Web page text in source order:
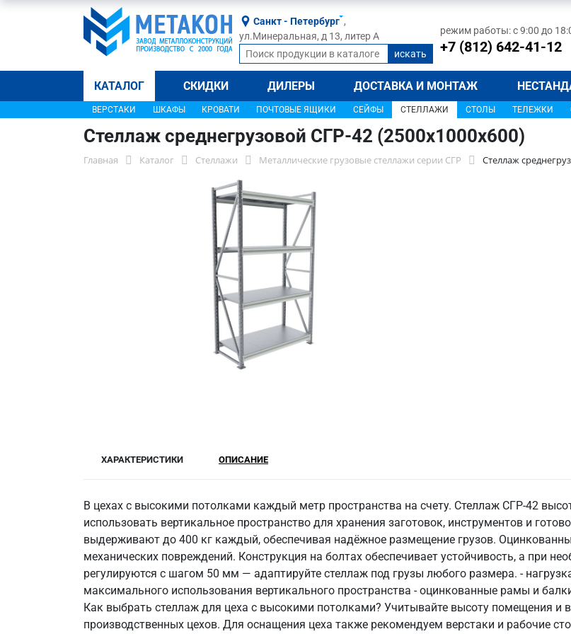
Санкт - Петербург ,
ул.Минеральная, д 13, литер А
режим работы: с 9:00 до
+7 (812) 642-41-12
КАТАЛОГ СКИДКИ ДИЛЕРЫ ДОСТАВКА И МОНТАЖ
ВЕРСТАКИ ШКАФЫ КРОВАТИ ПОЧТОВЫЕ ЯЩИКИ СЕЙФЫ СТЕЛЛАЖИ СТОЛЫ ТЕЛЕЖКИ
Стеллаж среднегрузовой СГР-42 (2500х1000х600)
Главная Каталог Стеллажи Металлические грузовые стеллажи серии СГР Стеллаж
ХАРАКТЕРИСТИКИ ОПИСАНИЕ
В цехах с высокими потолками каждый метр пространства на счету. Стеллаж СГР-42
использовать вертикальное пространство для хранения заготовок, инструментов и
выдерживают до 400 кг каждый, обеспечивая надёжное размещение грузов.
механических повреждений. Конструкция на болтах обеспечивает устойчивость, а при
регулируются с шагом 50 мм — адаптируйте стеллаж под грузы любого размера. -
максимального использования вертикального пространства - оцинкованные рамы и
Как выбрать стеллаж для цеха с высокими потолками? Учитывайте высоту помещения
производственных цехов. Для оснащения цеха также рекомендуем верстаки и рабочие